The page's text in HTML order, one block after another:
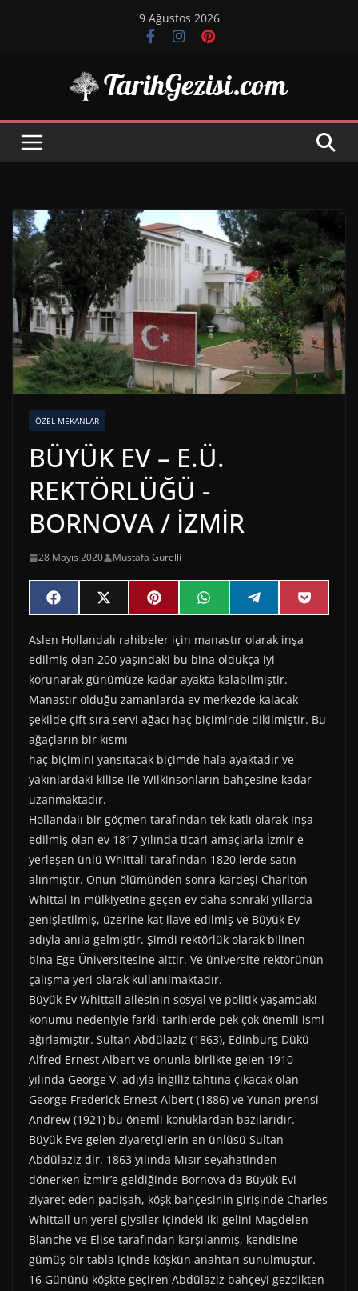
9 Ağustos 2026
ÖZEL MEKANLAR
BÜYÜK EV – E.Ü.
REKTÖRLÜĞÜ -
BORNOVA / İZMİR
28 Mayıs 2020 Mustafa Gürelli
Share
on
F
a
e
b
o
o
k
Share
on
X
(
w
i
t
t
e
r
)
Share
on
P
i
t
e
r
e
s
t
Share
on
W
h
t
s
A
p
p
Share
on
e
e
g
r
a
m
Share
on
P
o
Aslen Hollandalı rahibeler için manastır olarak inşa
edilmiş olan 200 yaşındaki bu bina oldukça iyi
korunarak günümüze kadar ayakta kalabilmiştir.
Manastır olduğu zamanlarda ev merkezde kalacak
şekilde çift sıra servi ağacı haç biçiminde dikilmiştir. Bu
ağaçların bir kısmı
haç biçimini yansıtacak biçimde hala ayaktadır ve
yakınlardaki kilise ile Wilkinsonların bahçesine kadar
uzanmaktadır.
Hollandalı bir göçmen tarafından tek katlı olarak inşa
edilmiş olan ev 1817 yılında ticari amaçlarla İzmir e
yerleşen ünlü Whittall tarafından 1820 lerde satın
alınmıştır. Onun ölümünden sonra kardeşi Charlton
Whittal in mülkiyetine geçen ev daha sonraki yıllarda
genişletilmiş, üzerine kat ilave edilmiş ve Büyük Ev
adıyla anıla gelmiştir. Şimdi rektörlük olarak bilinen
bina Ege Üniversitesine aittir. Ve üniversite rektörünün
çalışma yeri olarak kullanılmaktadır.
Büyük Ev Whittall ailesinin sosyal ve politik yaşamdaki
konumu nedeniyle farklı tarihlerde pek çok önemli ismi
ağırlamıştır. Sultan Abdülaziz (1863), Edinburg Dükü
Alfred Ernest Albert ve onunla birlikte gelen 1910
yılında George V. adıyla İngiliz tahtına çıkacak olan
George Frederick Ernest Albert (1886) ve Yunan prensi
Andrew (1921) bu önemli konuklardan bazılarıdır.
Büyük Eve gelen ziyaretçilerin en ünlüsü Sultan
Abdülaziz dir. 1863 yılında Mısır seyahatinden
dönerken İzmir’e geldiğinde Bornova da Büyük Evi
ziyaret eden padişah, köşk bahçesinin girişinde Charles
Whittall un yerel giysiler içindeki iki gelini Magdelen
Blanche ve Elise tarafından karşılanmış, kendisine
gümüş bir tabla içinde köşkün anahtarı sunulmuştur.
16 Gününü köşkte geçiren Abdülaziz bahçeyi gezdikten